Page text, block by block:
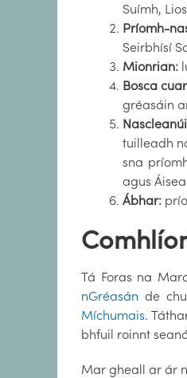
Suímh,
Príomh-
Seirbhísí
Mionrian:
Bosca
gréasáin
tuilleadh
sna
agus
Ábhar:
Tá Foras na
nGréasán de
Míchumais.
bhfuil roinnt
Mar gheall ar ár